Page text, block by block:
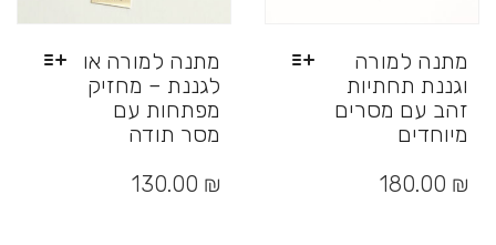
מתנה למורה או
לגננת – מחזיק
מפתחות עם
מסר תודה
זה 130.00 ₪
מתנה למורה
וגננת תחתיות
זהב עם מסרים
מיוחדים
זה 180.00 ₪